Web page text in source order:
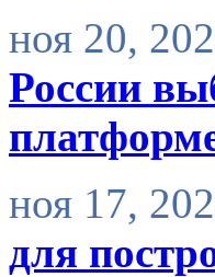
ноя 20,
России
ноя 17,
для